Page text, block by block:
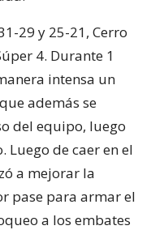
29 y 25-21, Cerro
4. Durante 1
intensa un
además se
del equipo, luego
Luego de caer en el
a mejorar la
pase para armar el
a los embates